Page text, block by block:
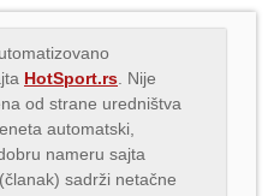
HotSport.rs . Nije
od strane uredništva
automatski,
nameru sajta
sadrži netačne